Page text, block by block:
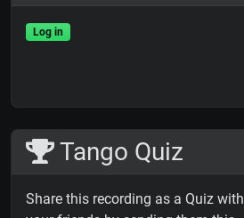
Log in
Tango Quiz
Share this recording as a Quiz with